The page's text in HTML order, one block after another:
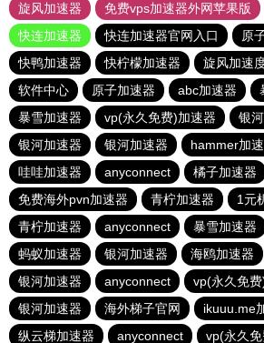
旋风加速器
免费vps加速器外网苹果版
快连加速器
快连加速器官网入口
原
快鸭加速器
快柠檬加速器 旋风加速
软件中心
原子加速器 abc加速器
暴雪加速器
vp(永久免费)加速器 银
银河加速器
银河加速器 hammer加
哇哇加速器
anyconnect 橘子加速器
免费海外pvn加速器
青柠加速器 1元
青柠加速器
anyconnect 暴雪加速器
蚂蚁加速器
银河加速器 海鸥加速器
银河加速器
anyconnect
vp(永久免
银河加速器
海外梯子官网
ikuuu.me
纵云梯加速器
anyconnect vp(永久